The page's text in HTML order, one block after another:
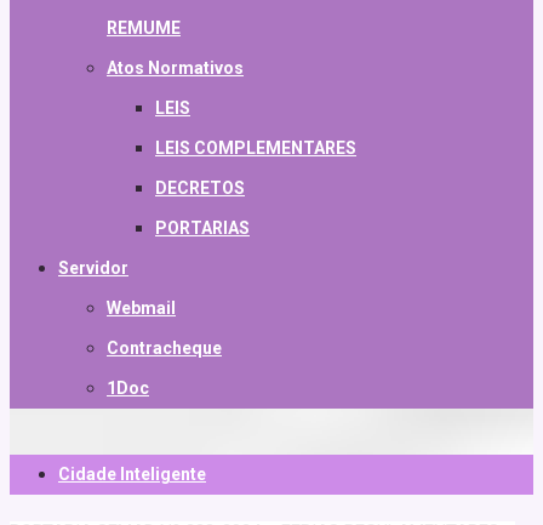
REMUME
Atos Normativos
LEIS
LEIS COMPLEMENTARES
DECRETOS
PORTARIAS
Servidor
Webmail
Contracheque
1Doc
Cidade Inteligente